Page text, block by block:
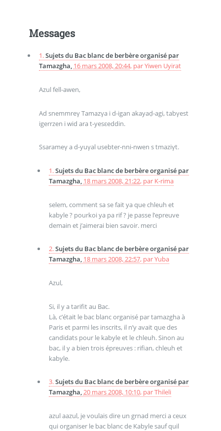
Messages
1.Sujets du Bac blanc de berbère organisé par
Tamazgha, 16 mars 2008, 20:44, parYiwen Uyirat
Azul fell-awen,
Ad snemmreγ Tamazγa i d-igan akayaḍ-agi, tabγest
igerrzen i wid ara t-yesεeddin.
Ssarameγ a d-yuγal usebter-nni-nwen s tmaziγt.
1.Sujets du Bac blanc de berbère organisé par
Tamazgha, 18 mars 2008, 21:22, par K-rima
selem, comment sa se fait ya que chleuh et
kabyle ? pourkoi ya pa rif ? je passe l’epreuve
demain et j’aimerai bien savoir. merci
2.Sujets du Bac blanc de berbère organisé par
Tamazgha, 18 mars 2008, 22:57, parYuba
Azul,
Si, il y a tarifit au Bac.
Là, c’était le bac blanc organisé par tamazgha à
Paris et parmi les inscrits, il n’y avait que des
candidats pour le kabyle et le chleuh. Sinon au
bac, il y a bien trois épreuves : rifian, chleuh et
kabyle.
3.Sujets du Bac blanc de berbère organisé par
Tamazgha,20 mars 2008, 10:10, parThileli
azul aazul, je voulais dire un grnad merci a ceux
qui organiser le bac blanc de Kabyle sauf quil